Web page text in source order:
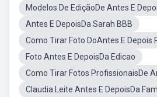
Modelos De EdiçãoDe Antes E
Antes E DepoisDa Sarah BBB
Como Tirar Foto DoAntes E Depois
Foto Antes E DepoisDa Edicao
Como Tirar Fotos ProfissionaisDe
Claudia Leite Antes E DepoisDa